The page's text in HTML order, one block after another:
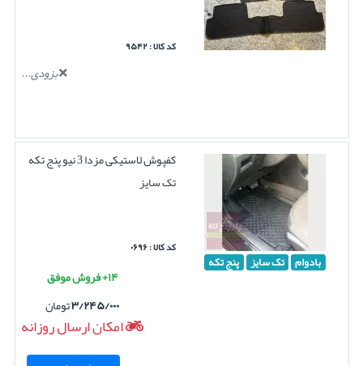
کد کالا : ۹۵۴۲
بزودی...
بادوام تک سایز پنج تکه
کفپوش لاستیکی مزدا 3 نیو پنج تکه
تک سایز
کد کالا : ۰۶۹۶
۱۴+ فروش موفق
۳/۲۴۵/۰۰۰تومان
امکان ارسال روزانه